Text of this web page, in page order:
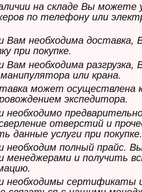
на складе Вы можете
по телефону или
Вам необходима
при покупке.
Вам необходима
манипулятора или крана.
может осуществлена
экспедитора.
необходимо
отверстий и
данные услуги при покупке.
необходим полный прайс.
менеджерами и получить
необходимы сертификаты